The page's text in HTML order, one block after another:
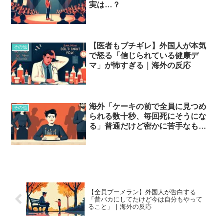
実は…？
その他
【医者もブチギレ】外国人が本気
で怒る「信じられている健康デ
マ」が怖すぎる｜海外の反応
その他
海外「ケーキの前で全員に見つめ
られる数十秒、毎回死にそうにな
る」普通だけど密かに苦手なも
【全員ブーメラン】外国人が告白する
「昔バカにしてたけど今は自分もやって
ること」｜海外の反応